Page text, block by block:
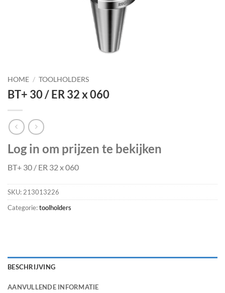
HOME / TOOLHOLDERS
BT+ 30 / ER 32 x 060
Log in om prijzen te bekijken
BT+ 30 / ER 32 x 060
SKU:213013226
Categorie:toolholders
BESCHRIJVING
AANVULLENDE INFORMATIE